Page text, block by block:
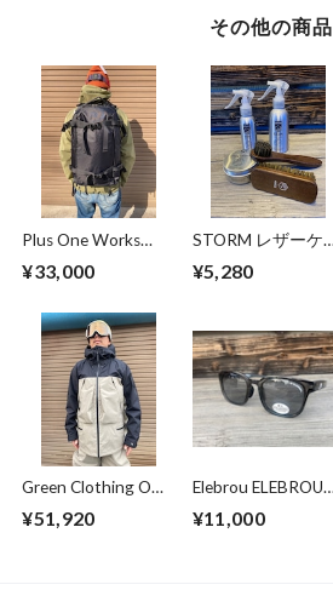
その他の商品
Plus One Works
BLACK
¥33,000
STORM レザーケア
¥5,280
Green Clothing OGA
Sandgrey/Black Lサ
¥51,920
Elebrou ELEBROU
SHINE
¥11,000